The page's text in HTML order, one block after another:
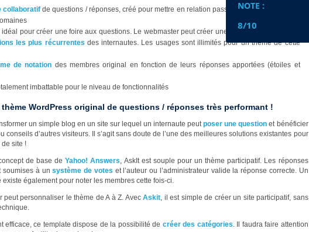
NOTE :
8/10
collaboratifde questions / réponses, créé pour mettre en relation passionnés et experts dans
idéal pour créer une foire aux questions. Le webmaster peut créer une FAQ sur mesure, avec
les plus récurrentes des internautes. Les usages sont illimités pour un thème de cette
de notation des membres original en fonction de leurs réponses apportées (étoiles et
imbattable pour le niveau de fonctionnalités
WordPress original de questions / réponses très performant !
un simple blog en un site sur lequel un internaute peutposer une question et bénéficier
conseils d’autres visiteurs. Il s’agit sans doute de l’une des meilleures solutions existantes pour
site !
de base deYahoo! Answers, AskIt est souple pour un thème participatif. Les réponses
soumises à unsystème de votes et l’auteur ou l’administrateur valide la réponse correcte. Un
existe également pour noter les membres cette fois-ci.
peut personnaliser le thème de A à Z. AvecAskit, il est simple de créer un site participatif, sans
efficace, ce template dispose de la possibilité de créer des catégories. Il faudra faire attention